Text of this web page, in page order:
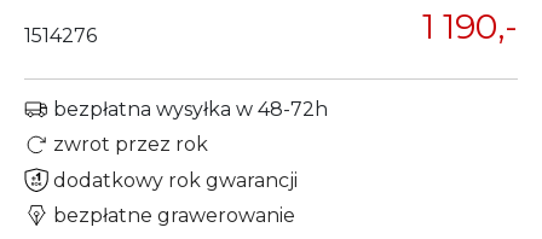
1514276 1 190,-
bezpłatna wysyłka w 48-72h
zwrot przez rok
dodatkowy rok gwarancji
bezpłatne grawerowanie